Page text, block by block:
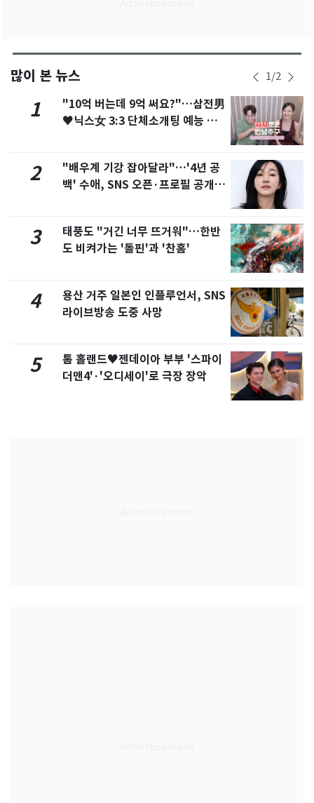
많이 본 뉴스 1/2
1
"10억 버는데 9억 써요?"…삼전男
♥닉스女 3:3 단체소개팅 예능 화
2
"배우계 기강 잡아달라"…'4년 공
백' 수애, SNS 오픈·프로필 공개
3
태풍도 "거긴 너무 뜨거워"…한반
도 비켜가는 '돌핀'과 '찬홈'
4
용산 거주 일본인 인플루언서, SNS
라이브방송 도중 사망
5
톰 홀랜드♥젠데이아 부부 '스파이
더맨4'·'오디세이'로 극장 장악